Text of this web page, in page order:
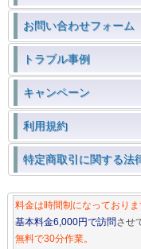
お問い合わせフォーム
トラブル事例
キャンペーン
利用規約
特定商取引に関する法
料金は時間制になっておりま
基本料金6,000円で訪問させ
無料で30分作業。